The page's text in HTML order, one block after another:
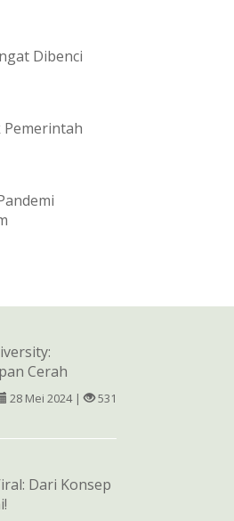
Dibenci
Pemerintah
Cerah
28 Mei 2024 | 531
Dari Konsep